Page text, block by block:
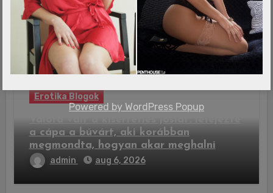
kilencen kapnak milliós nyereményt
admin aug 6, 2026
Erotika Blogok
a cápa a búvárt, aki korábban
megmondta, hogyan akar meghalni
admin aug 6, 2026
Powered by WordPress Popup